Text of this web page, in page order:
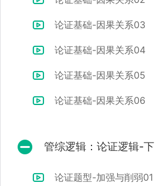
论证基础-因果关系03
论证基础-因果关系04
论证基础-因果关系05
论证基础-因果关系06
管综逻辑：论证逻辑-下
论证题型-加强与削弱01